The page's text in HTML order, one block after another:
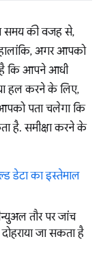
समय की वजह से,
अगर आपको
है कि आपने आधी
हल करने के लिए,
पता चलेगा कि
है. समीक्षा करने के
डेटा का इस्तेमाल
तौर पर जांच
जा सकता है